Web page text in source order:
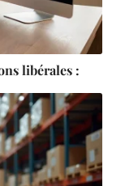
libérales :